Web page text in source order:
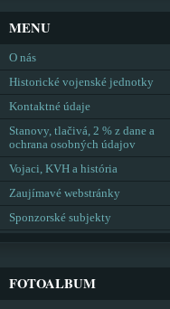
MENU
O nás
Historické vojenské jednotky
Kontaktné údaje
Stanovy, tlačivá, 2 % z dane a
ochrana osobných údajov
Vojaci, KVH a história
Zaujímavé webstránky
Sponzorské subjekty
FOTOALBUM